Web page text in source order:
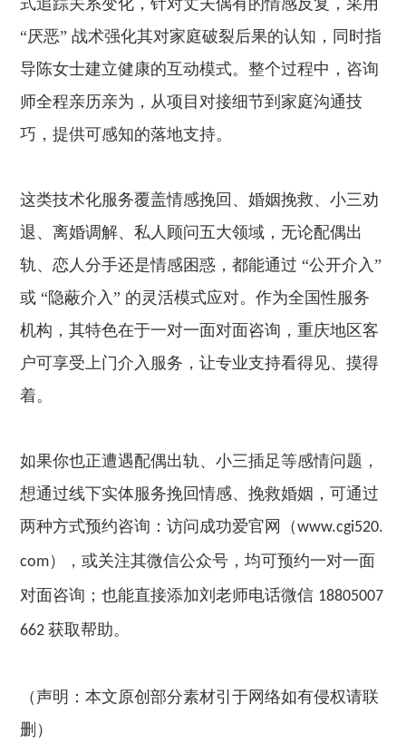
式追踪关系变化，针对丈夫偶有的情感反复，采用
“厌恶” 战术强化其对家庭破裂后果的认知，同时指
导陈女士建立健康的互动模式。整个过程中，咨询
师全程亲历亲为，从项目对接细节到家庭沟通技
巧，提供可感知的落地支持。
这类技术化服务覆盖情感挽回、婚姻挽救、小三劝
退、离婚调解、私人顾问五大领域，无论配偶出
轨、恋人分手还是情感困惑，都能通过 “公开介入”
或 “隐蔽介入” 的灵活模式应对。作为全国性服务
机构，其特色在于一对一面对面咨询，重庆地区客
户可享受上门介入服务，让专业支持看得见、摸得
着。
如果你也正遭遇配偶出轨、小三插足等感情问题，
想通过线下实体服务挽回情感、挽救婚姻，可通过
两种方式预约咨询：访问成功爱官网（www.cgi520.
com），或关注其微信公众号，均可预约一对一面
对面咨询；也能直接添加刘老师电话微信 18805007
662获取帮助。
（声明：本文原创部分素材引于网络如有侵权请联
删）